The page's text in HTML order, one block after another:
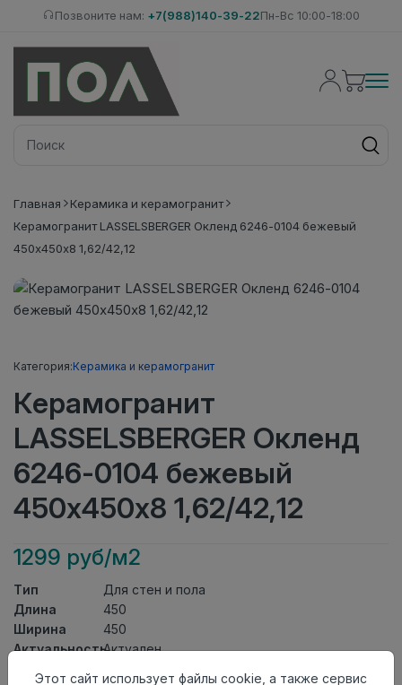
Позвоните нам: +7(988)140-39-22Пн-Вс 10:00-18:00
Главная
Керамика и керамогранит
Керамогранит LASSELSBERGER Окленд 6246-0104 бежевый
450х450х8 1,62/42,12
Категория:Керамика и керамогранит
Керамогранит
LASSELSBERGER Окленд
6246-0104 бежевый
450х450х8 1,62/42,12
1299 руб/м2
Тип
Для стен и пола
Длина
450
Ширина
450
АктуальностьАктуален
Керамогранит
Этот сайт использует файлы cookie, а также сервис